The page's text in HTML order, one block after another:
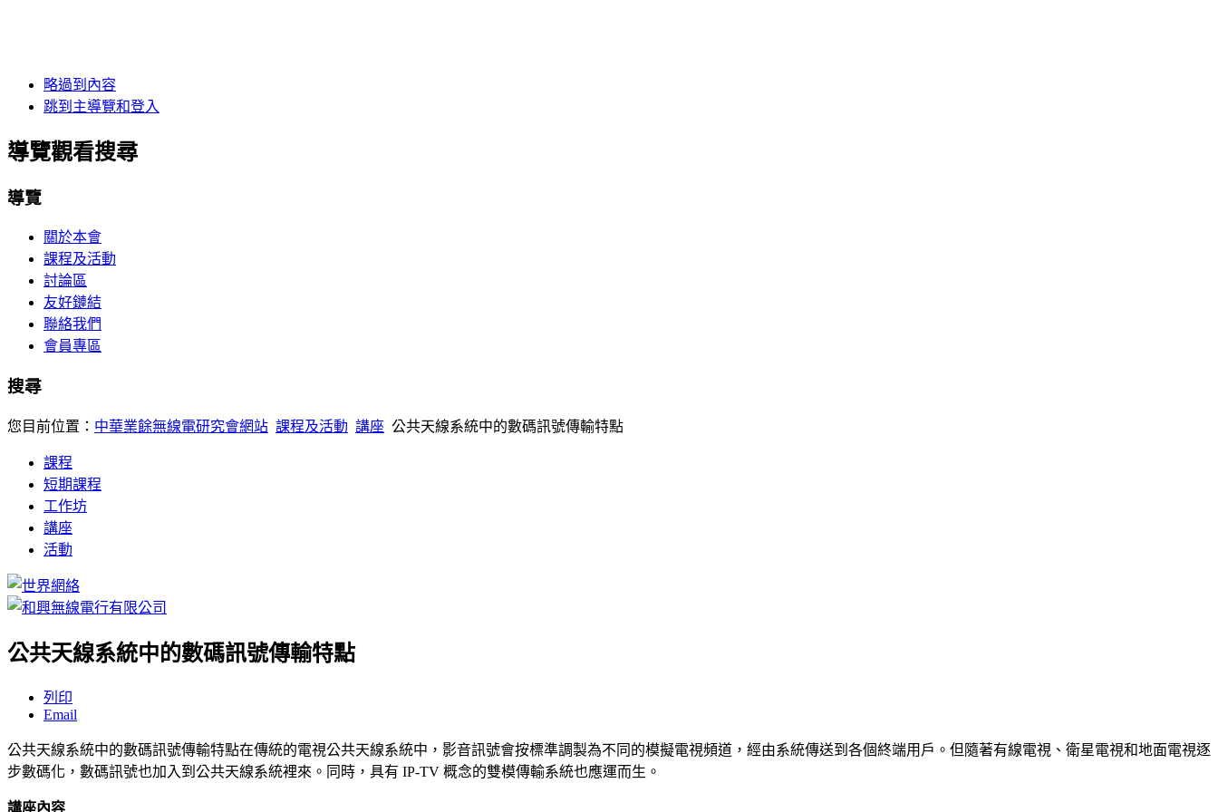
略過到內容
跳到主導覽和登入
導覽觀看搜尋
導覽
關於本會
課程及活動
討論區
友好鏈結
聯絡我們
會員專區
搜尋
您目前位置： 中華業餘無線電研究會網站 課程及活動 講座 公共天線系統中的數碼訊號傳輸特點
課程
短期課程
工作坊
講座
活動
公共天線系統中的數碼訊號傳輸特點
列印
Email
公共天線系統中的數碼訊號傳輸特點在傳統的電視公共天線系統中，影音訊號會按標準調製為不同的模擬電視頻道，經由系統傳送到各個終端用戶。但隨著有線電視、衛星電視和地面電視逐
步數碼化，數碼訊號也加入到公共天線系統裡來。同時，具有 IP-TV 概念的雙模傳輸系統也應運而生。
講座內容